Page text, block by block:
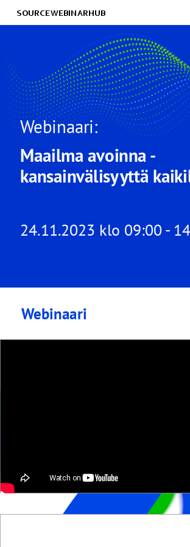
Webinaari:
Maailma avoinna -
kansainvälisyyttä
24.11.2023 klo 09:00 -
Webinaari
SOURCE WEBINARHUB